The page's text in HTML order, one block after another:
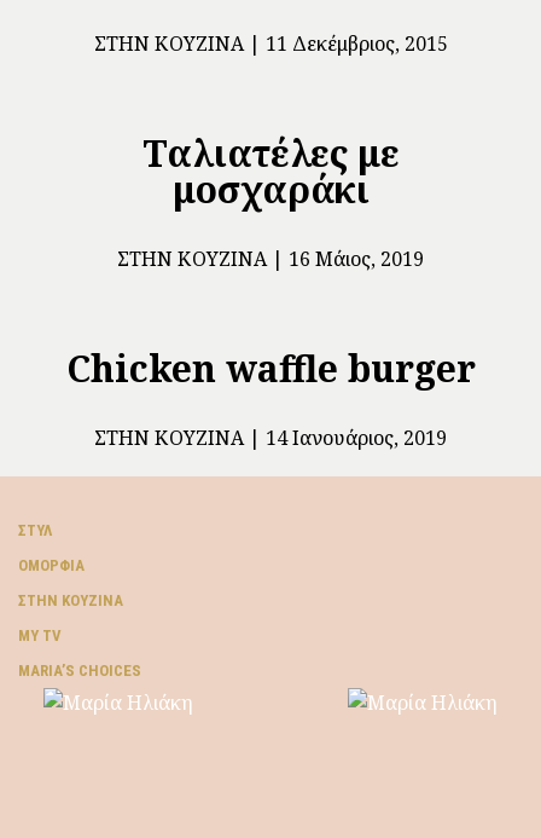
ΣΤΗΝ ΚΟΥΖΊΝΑ 11 Δεκέμβριος, 2015
Ταλιατέλες με
μοσχαράκι
ΣΤΗΝ ΚΟΥΖΊΝΑ 16 Μάιος, 2019
Chicken waffle burger
ΣΤΗΝ ΚΟΥΖΊΝΑ 14 Ιανουάριος, 2019
ΣΤΥΛ
ΟΜΟΡΦΙΆ
ΣΤΗΝ ΚΟΥΖΊΝΑ
MY TV
ΜARIA’S CHOICES